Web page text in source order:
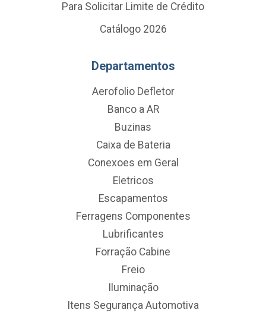
Para Solicitar Limite de Crédito
Catálogo 2026
Departamentos
Aerofolio Defletor
Banco a AR
Buzinas
Caixa de Bateria
Conexoes em Geral
Eletricos
Escapamentos
Ferragens Componentes
Lubrificantes
Forração Cabine
Freio
Iluminação
Itens Segurança Automotiva